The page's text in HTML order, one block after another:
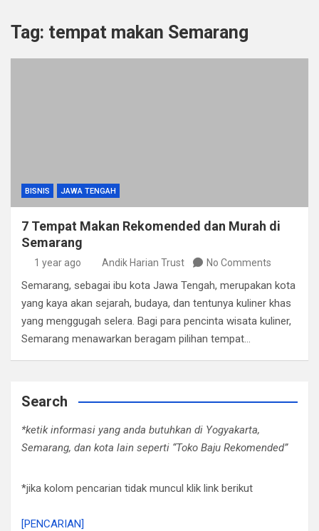
Tag: tempat makan Semarang
BISNIS JAWA TENGAH
7 Tempat Makan Rekomended dan Murah di
Semarang
1 year ago Andik Harian Trust No Comments
Semarang, sebagai ibu kota Jawa Tengah, merupakan kota
yang kaya akan sejarah, budaya, dan tentunya kuliner khas
yang menggugah selera. Bagi para pencinta wisata kuliner,
Semarang menawarkan beragam pilihan tempat…
Search
*ketik informasi yang anda butuhkan di Yogyakarta,
Semarang, dan kota lain seperti “Toko Baju Rekomended”
*jika kolom pencarian tidak muncul klik link berikut
[PENCARIAN]